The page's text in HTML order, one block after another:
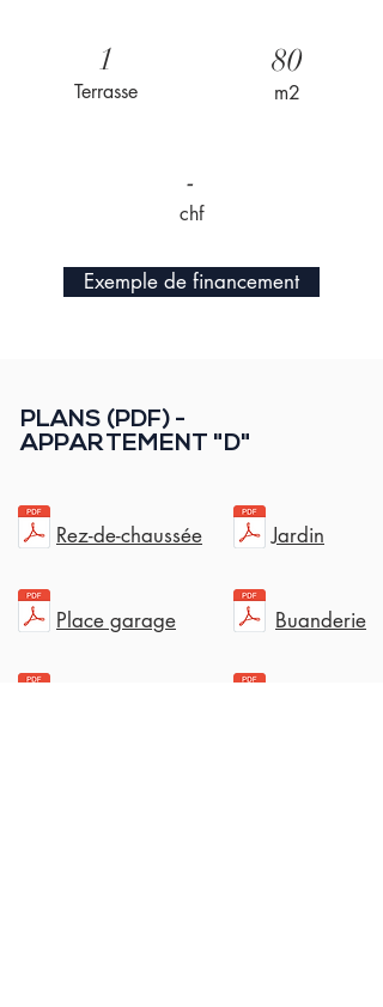
1
Terrasse
80
m2
-
chf
Exemple de financement
PLANS (PDF) -
APPARTEMENT "D"
Rez-de-chaussée Jardin
Place garage Buanderie